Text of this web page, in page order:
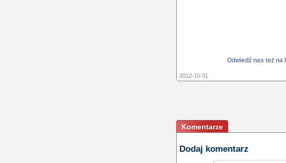
Odwiedź nas też na
2012-10-31
Komentarze
Dodaj komentarz